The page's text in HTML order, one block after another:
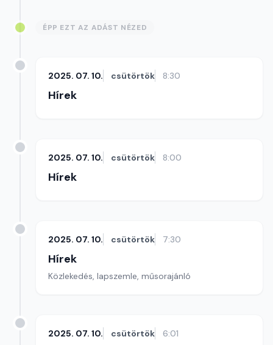
ÉPP EZT AZ ADÁST NÉZED
2025. 07. 10. csütörtök 8:30
Hírek
2025. 07. 10. csütörtök 8:00
Hírek
2025. 07. 10. csütörtök 7:30
Hírek
Közlekedés, lapszemle, műsorajánló
2025. 07. 10. csütörtök 6:01